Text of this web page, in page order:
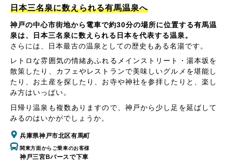
日本三名泉に数えられる有馬温泉へ
神戸の中心市街地から電車で約30分の場所に位置する有馬温
泉は、日本三名泉に数えられる日本を代表する温泉。
さらには、日本最古の温泉としての歴史もある名湯です。
レトロな雰囲気の情緒あふれるメインストリート・湯本坂を
散策したり、カフェやレストランで美味しいグルメを堪能し
たり、お土産を探したり、お寺や神社を参拝したりと、楽し
み方はいっぱい。
日帰り温泉も複数ありますので、神戸から少し足を延ばして
みるのはいかがでしょうか。
兵庫県神戸市北区有馬町
関東方面からご乗車のお客様
神戸三宮Bバースで下車